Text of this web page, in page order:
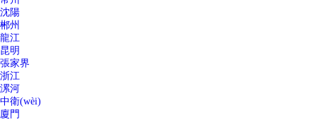
沈陽
郴州
龍江
昆明
張家界
浙江
漯河
中衛(wèi)
廈門